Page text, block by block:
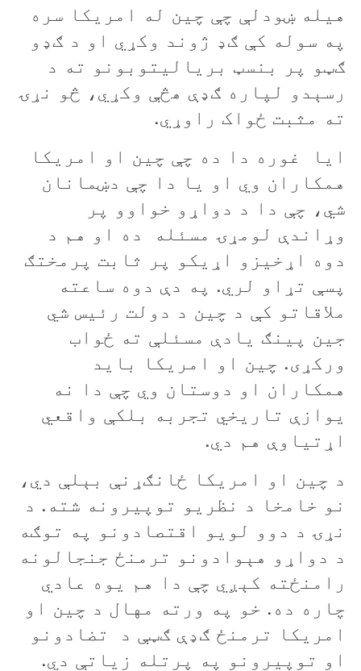
هيله ښودلې چې چين له امريکا سره
په سوله کې ګډ ژوند وکړي او د ګډو
ګټو پر بنسټ برياليتوبونو ته د
رسېدو لپاره ګډې هڅې وکړي، څو نړۍ
ته مثبت ځواک راوړي.
ايا غوره دا ده چې چين او امريکا
همکاران وي او يا دا چې دښمانان
شي، چې دا د دواړو خواوو پر
وړاندې لومړۍ مسئله ده او هم د
دوه اړخيزو اړيکو پر ثابت پرمختګ
پسې تړاو لري. په دې دوه ساعته
ملاقاتو کې د چین د دولت رئيس شي
جين پینګ يادې مسئلې ته ځواب
ورکړی. چین او امریکا بايد
همکاران او دوستان وي چې دا نه
يوازې تاريخي تجربه بلکې واقعي
اړتياوې هم دي.
د چين او امريکا ځانګړنې بېلې دي،
نو خامخا د نظریو توپيرونه شته. د
نړۍ د دوو لويو اقتصادونو په توګه
د دواړو هېوادونو ترمنځ جنجالونه
رامنځته کېږي چې دا هم يوه عادي
چاره ده. خو په ورته مهال د چين او
امریکا ترمنځ ګډې ګټې د تضادونو
او توپيرونو په پرتله زياتې دي.